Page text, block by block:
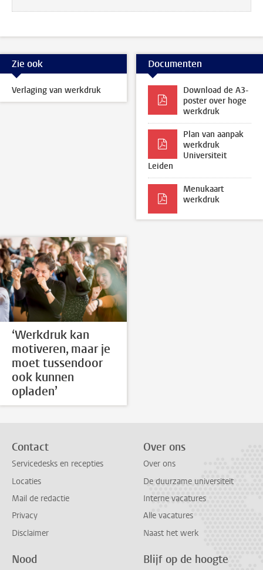
Zie ook
Verlaging van werkdruk
Documenten
Download de A3-
poster over hoge
werkdruk
Plan van aanpak
werkdruk
Universiteit
Leiden
Menukaart
werkdruk
‘Werkdruk kan
motiveren, maar je
moet tussendoor
ook kunnen
opladen’
Contact
Servicedesks en recepties
Locaties
Mail de redactie
Privacy
Disclaimer
Over ons
Over ons
De duurzame universiteit
Interne vacatures
Alle vacatures
Naast het werk
Nood Blijf op de hoogte